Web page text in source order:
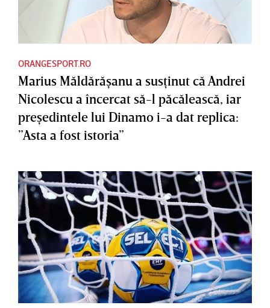
ORANGESPORT.RO
Marius Măldărăşanu a susţinut că Andrei
Nicolescu a încercat să-l păcălească, iar
preşedintele lui Dinamo i-a dat replica:
”Asta a fost istoria”